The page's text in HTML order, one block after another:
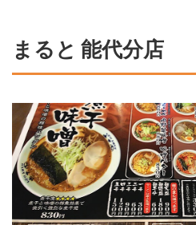
まると 能代分店